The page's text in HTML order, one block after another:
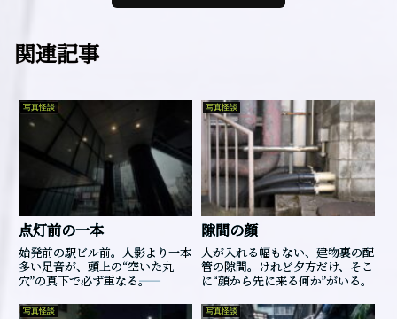
関連記事
写真怪談
点灯前の一本
始発前の駅ビル前。人影より一本
多い足音が、頭上の“空いた丸
穴”の真下で必ず重なる――。
写真怪談
隙間の顔
人が入れる幅もない、建物裏の配
管の隙間。けれど夕方だけ、そこ
に“顔から先に来る何か”がいる。
写真怪談 写真怪談